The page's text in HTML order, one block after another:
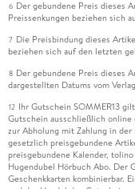
6 Der gebundene Preis dieses
Preissenkungen beziehen sich
7 Die Preisbindung dieses
beziehen sich auf den letzten
8 Der gebundene Preis dieses
dargestellten Datums vom
12 Ihr Gutschein SOMMER13
Gutschein ausschließlich
zur Abholung mit Zahlung in
gesetzlich preisgebundene
preisgebundene Kalender,
Hugendubel Hörbuch Abo. Der
Geschenkkarten kombinierbar.